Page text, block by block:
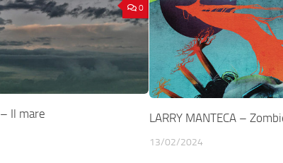
0
– Il mare LARRY MANTECA –
13/02/2024